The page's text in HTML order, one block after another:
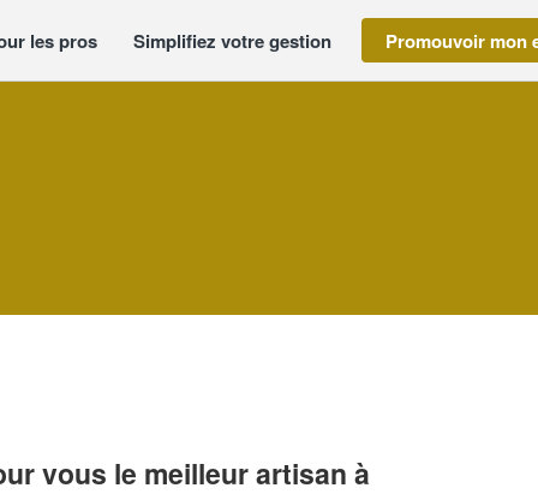
les pros Simplifiez votre gestion Promouvoir mon
vous le meilleur artisan à